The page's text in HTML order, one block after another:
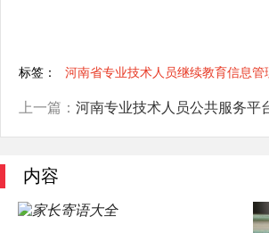
标签： 河南省专业技术人员继续教育信息管
上一篇： 河南专业技术人员公共服务平台:https://
内容